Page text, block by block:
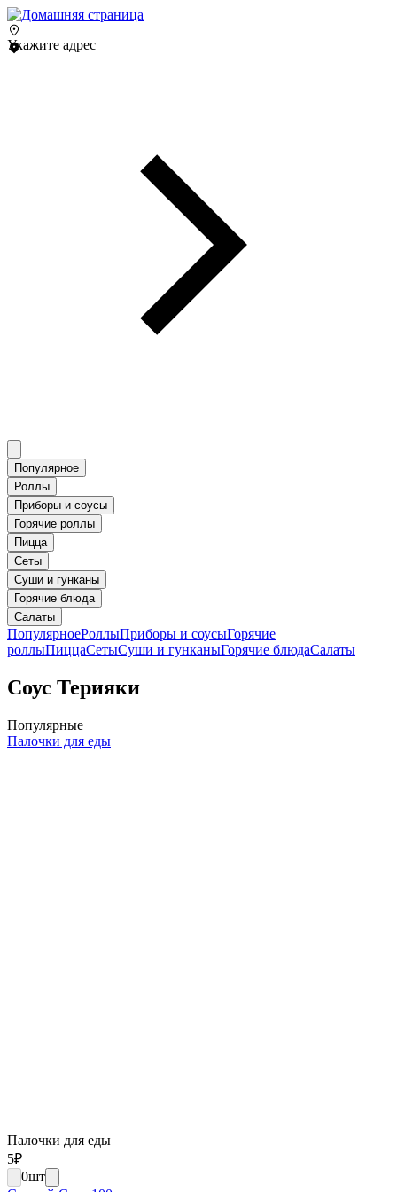
Укажите адрес
Популярное
Роллы
Приборы и соусы
Горячие роллы
Пицца
Сеты
Суши и гунканы
Горячие блюда
Салаты
ПопулярноеРоллыПриборы и соусыГорячие
роллыПиццаСетыСуши и гунканыГорячие блюдаСалаты
Соус Терияки
Популярные
Палочки для еды
Палочки для еды
5₽
0шт